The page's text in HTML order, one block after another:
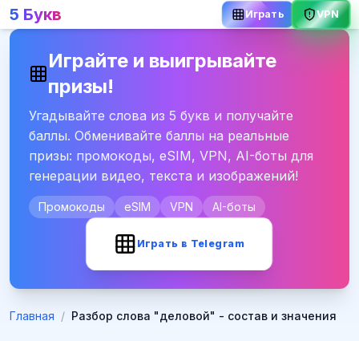
5 Букв Играть VPN
Играйте и выигрывайте
призы!
Угадывайте слова из 5 букв и получайте
баллы. Обменивайте баллы на реальные
призы: промокоды, eSIM, VPN, AI-боты для
генерации видео, текста и изображений!
Промокоды eSIM VPN AI-боты
Играть в Telegram
Главная / Разбор слова "деловой" - состав и значения